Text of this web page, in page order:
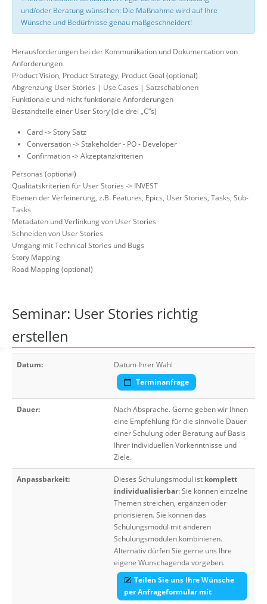
und/oder Beratung wünschen: Die Maßnahme wird auf Ihre
Wünsche und Bedürfnisse genau maßgeschneidert!
Herausforderungen bei der Kommunikation und Dokumentation von
Anforderungen
Product Vision, Product Strategy, Product Goal (optional)
Abgrenzung User Stories | Use Cases | Satzschablonen
Funktionale und nicht funktionale Anforderungen
Bestandteile einer User Story (die drei „C“s)
Card -> Story Satz
Conversation -> Stakeholder - PO - Developer
Confirmation -> Akzeptanzkriterien
Personas (optional)
Qualitätskriterien für User Stories -> INVEST
Ebenen der Verfeinerung, z.B. Features, Epics, User Stories, Tasks, Sub-
Tasks
Metadaten und Verlinkung von User Stories
Schneiden von User Stories
Umgang mit Technical Stories und Bugs
Story Mapping
Road Mapping (optional)
Seminar: User Stories richtig
erstellen
Datum:
Datum Ihrer Wahl
Terminanfrage
Dauer:
Nach Absprache. Gerne geben wir Ihnen
eine Empfehlung für die sinnvolle Dauer
einer Schulung oder Beratung auf Basis
Ihrer individuellen Vorkenntnisse und
Ziele.
Anpassbarkeit: Dieses Schulungsmodul ist komplett
individualisierbar: Sie können einzelne
Themen streichen, ergänzen oder
priorisieren. Sie können das
Schulungsmodul mit anderen
Schulungsmodulen kombinieren.
Alternativ dürfen Sie gerne uns Ihre
eigene Wunschagenda vorgeben.
Teilen Sie uns Ihre Wünsche
per Anfrageformular mit